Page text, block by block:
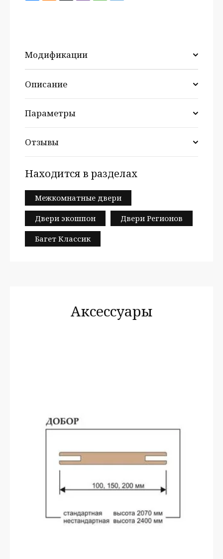
Описание
Параметры
Модификации
Отзывы
Находится в разделах
Межкомнатные двери
Двери экошпон Двери Регионов
Багет Классик
Аксессуары